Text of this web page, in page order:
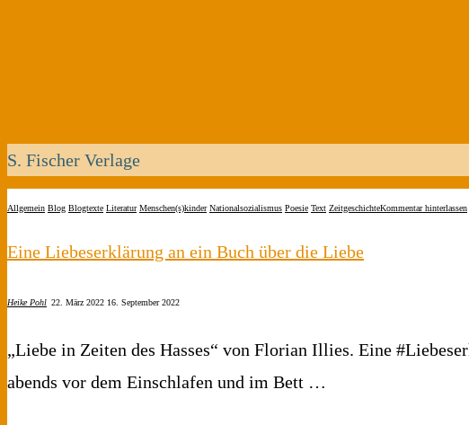
S. Fischer Verlage
Allgemein Blog Blogtexte Literatur Menschen(s)kinder Nationalsozialismus Poesie Text ZeitgeschichteKommentar hinterlassen
Eine Liebeserklärung an ein Buch über die Liebe
Heike Pohl 22. März 2022 16. September 2022
„Liebe in Zeiten des Hasses“ von Florian Illies. Eine
abends vor dem Einschlafen und im Bett …